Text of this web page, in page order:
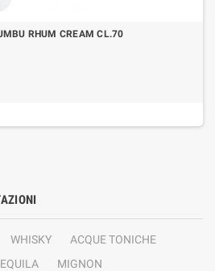
RHUM CREAM CL.70
WHISKY
ACQUE TONICHE
MIGNON